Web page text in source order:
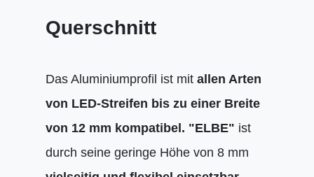
Querschnitt
Das Aluminiumprofil ist mit allen Arten
von LED-Streifen bis zu einer Breite
von 12 mm kompatibel. "ELBE" ist
durch seine geringe Höhe von 8 mm